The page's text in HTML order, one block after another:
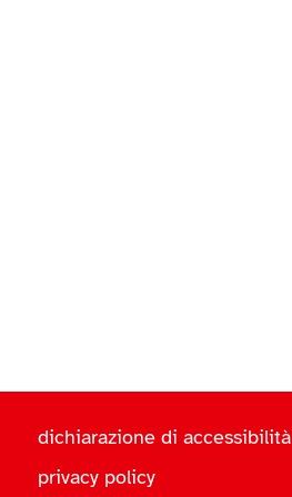
dichiarazione di accessibilità
privacy policy